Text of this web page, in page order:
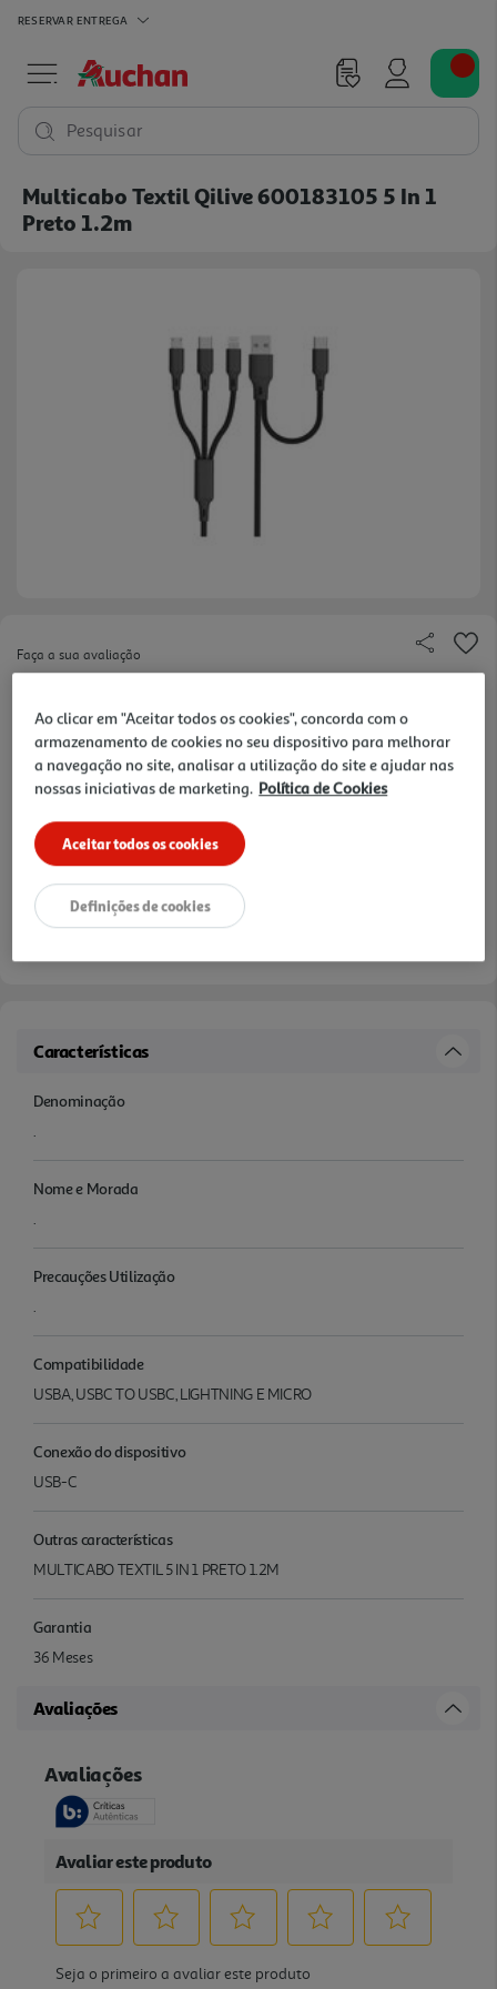
RESERVAR ENTREGA
Pesquisar
Multicabo Textil Qilive 600183105 5 In 1
Preto 1.2m
Faça a sua avaliação
9,99 €
Receba em casa a 11/08/2026
, se encomendar até às 12h.
1h
Recolha em loja Express*
Recolha Drive*
*Mediante disponibilidade de slot de entrega e stock em loja.
Características
Denominação
.
Nome e Morada
.
Precauções Utilização
.
Compatibilidade
USBA, USBC TO USBC, LIGHTNING E MICRO
Conexão do dispositivo
USB-C
Outras características
MULTICABO TEXTIL 5 IN 1 PRETO 1.2M
Garantia
36 Meses
Avaliações
Ao clicar em "Aceitar todos os cookies", concorda com o
armazenamento de cookies no seu dispositivo para melhorar
a navegação no site, analisar a utilização do site e ajudar nas
nossas iniciativas de marketing. Política de Cookies
Aceitar todos os cookies
Definições de cookies